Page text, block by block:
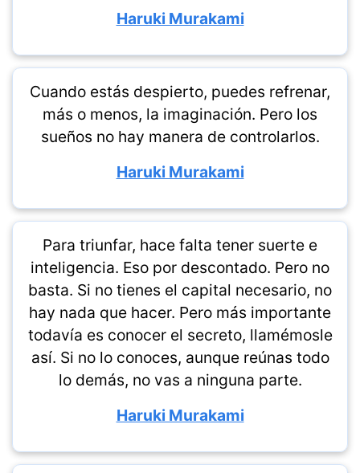
Haruki Murakami
Cuando estás despierto, puedes refrenar,
más o menos, la imaginación. Pero los
sueños no hay manera de controlarlos.
Haruki Murakami
Para triunfar, hace falta tener suerte e
inteligencia. Eso por descontado. Pero no
basta. Si no tienes el capital necesario, no
hay nada que hacer. Pero más importante
todavía es conocer el secreto, llamémosle
así. Si no lo conoces, aunque reúnas todo
lo demás, no vas a ninguna parte.
Haruki Murakami